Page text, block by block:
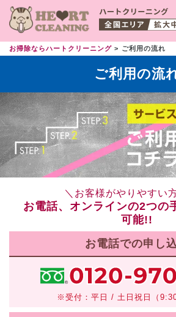
お掃除ならハートクリーニング ご利用の流れ
ご利用の流
＼お客様がやりやすい
お電話、オンラインの2つの
可能!!
お電話での申し
※受付：平日 / 土日祝日（9:30